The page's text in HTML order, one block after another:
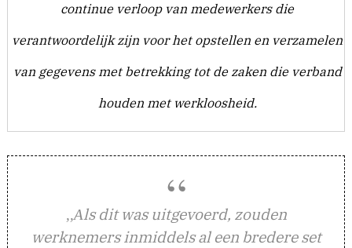
continue verloop van medewerkers die
verantwoordelijk zijn voor het opstellen en verzamelen
van gegevens met betrekking tot de zaken die verband
houden met werkloosheid.
,,Als dit was uitgevoerd, zouden
werknemers inmiddels al een bredere set